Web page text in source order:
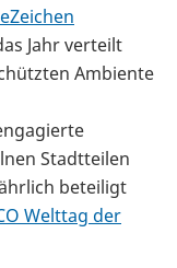
Jahr verteilt
Ambiente
Stadtteilen
beteiligt
Welttag der